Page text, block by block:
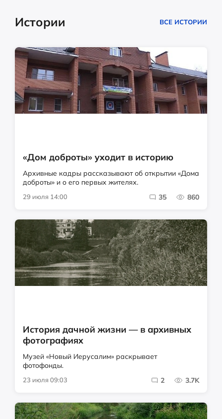
Истории ВСЕ ИСТОРИИ
«Дом доброты» уходит в историю
Архивные кадры рассказывают об открытии «Дома
доброты» и о его первых жителях.
29 июля 14:00 35 860
История дачной жизни — в архивных
фотографиях
Музей «Новый Иерусалим» раскрывает
фотофонды.
23 июля 09:03 2 3.7K